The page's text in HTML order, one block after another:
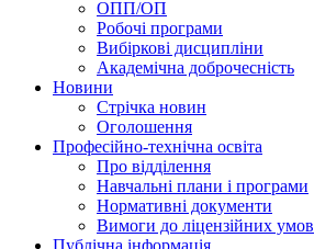
ОПП/ОП
Робочі програми
Вибiрковi дисциплiни
Академічна доброчесність
Новини
Стрічка новин
Оголошення
Професійно-технічна освіта
Про відділення
Навчальні плани і програми
Нормативнi документи
Вимоги до ліцензійних умов